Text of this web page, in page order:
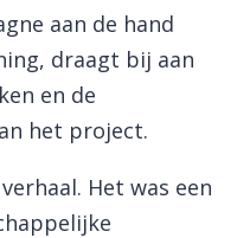
aan de hand
draagt bij aan
en de
het project.
Het was een